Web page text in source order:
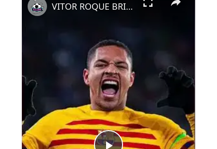
VITOR ROQUE BRILLA EN BRASIL